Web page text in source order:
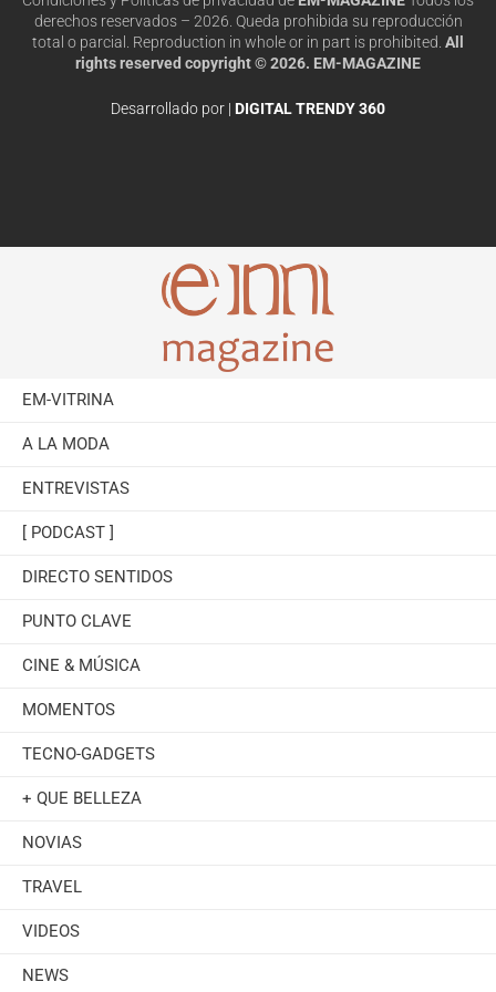
derechos reservados – 2026. Queda prohibida su reproducción
total o parcial. Reproduction in whole or in part is prohibited. All
rights reserved copyright © 2026. EM-MAGAZINE
Desarrollado por | DIGITAL TRENDY 360
EM-VITRINA
A LA MODA
ENTREVISTAS
[ PODCAST ]
DIRECTO SENTIDOS
PUNTO CLAVE
CINE & MÚSICA
MOMENTOS
TECNO-GADGETS
+ QUE BELLEZA
NOVIAS
TRAVEL
VIDEOS
NEWS